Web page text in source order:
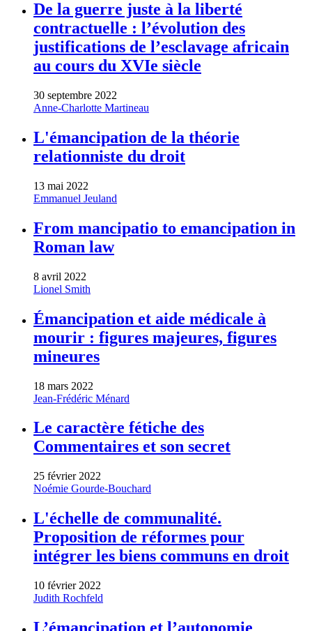
De la guerre juste à la liberté
contractuelle : l’évolution des
justifications de l’esclavage africain
au cours du XVIe siècle
30 septembre 2022
Anne-Charlotte Martineau
L'émancipation de la théorie
relationniste du droit
13 mai 2022
Emmanuel Jeuland
From mancipatio to emancipation in
Roman law
8 avril 2022
Lionel Smith
Émancipation et aide médicale à
mourir : figures majeures, figures
mineures
18 mars 2022
Jean-Frédéric Ménard
Le caractère fétiche des
Commentaires et son secret
25 février 2022
Noémie Gourde-Bouchard
L'échelle de communalité.
Proposition de réformes pour
intégrer les biens communs en droit
10 février 2022
Judith Rochfeld